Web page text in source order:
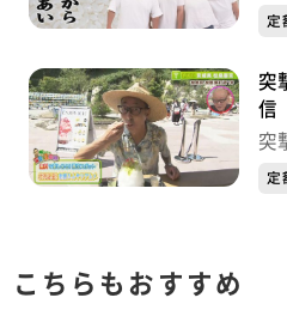
半
定
突
信
分
突
半
定
こちらもおすすめ